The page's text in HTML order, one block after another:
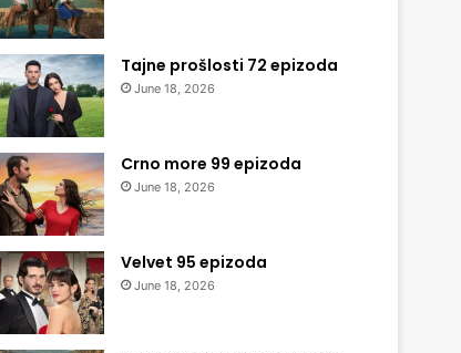
Tajne prošlosti 72 epizoda
June 18, 2026
Crno more 99 epizoda
June 18, 2026
Velvet 95 epizoda
June 18, 2026